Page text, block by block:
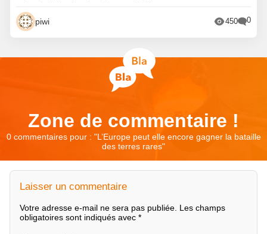
piwi 450 0
Zone de commentaire !
0 commentaires pour : "L’Europe peut elle encore gagner la bataille
des terres rares"
Laisser un commentaire
Votre adresse e-mail ne sera pas publiée. Les champs
obligatoires sont indiqués avec *